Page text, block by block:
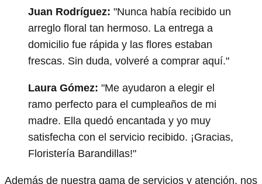
Juan Rodríguez: "Nunca había recibido un
arreglo floral tan hermoso. La entrega a
domicilio fue rápida y las flores estaban
frescas. Sin duda, volveré a comprar aquí."
Laura Gómez: "Me ayudaron a elegir el
ramo perfecto para el cumpleaños de mi
madre. Ella quedó encantada y yo muy
satisfecha con el servicio recibido. ¡Gracias,
Floristería Barandillas!"
Además de nuestra gama de servicios y atención, nos